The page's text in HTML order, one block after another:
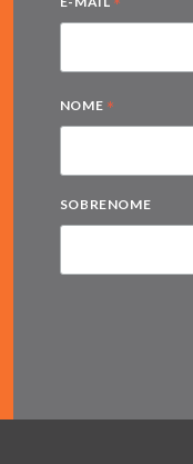
*
NOME *
SOBRENOME